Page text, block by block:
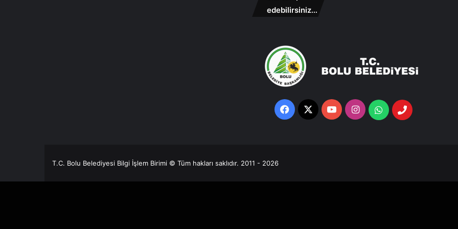
edebilirsiniz…
Facebook
X YouTubeInstagramWhatsappTelefon
T.C. Bolu Belediyesi Bilgi İşlem Birimi © Tüm hakları saklıdır. 2011 - 2026